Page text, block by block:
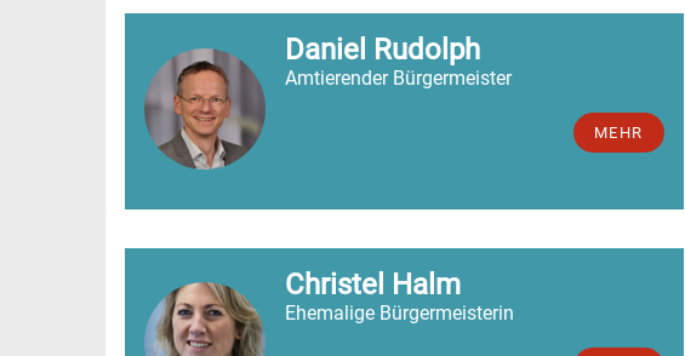
Daniel Rudolph
Amtierender Bürgermeister
MEHR
Christel Halm
Ehemalige Bürgermeisterin